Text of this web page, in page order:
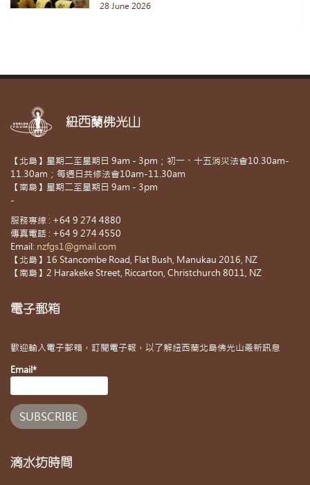
28 June 2026
紐西蘭佛光山
【北島】星期二至星期日 9am - 3pm；初一、十五消災法會10.30am-
11.30am；每週日共修法會10am-11.30am
【南島】星期二至星期日 9am - 3pm
-
服務專線 : +64 9 274 4880
傳真電話 : +64 9 274 4550
Email: nzfgs1@gmail.com
【北島】16 Stancombe Road, Flat Bush, Manukau 2016, NZ
【南島】2 Harakeke Street, Riccarton, Christchurch 8011, NZ
電子郵箱
歡迎輸入電子郵箱，訂閱電子報，以了解紐西蘭北島佛光山最新訊息
Email*
滴水坊時間